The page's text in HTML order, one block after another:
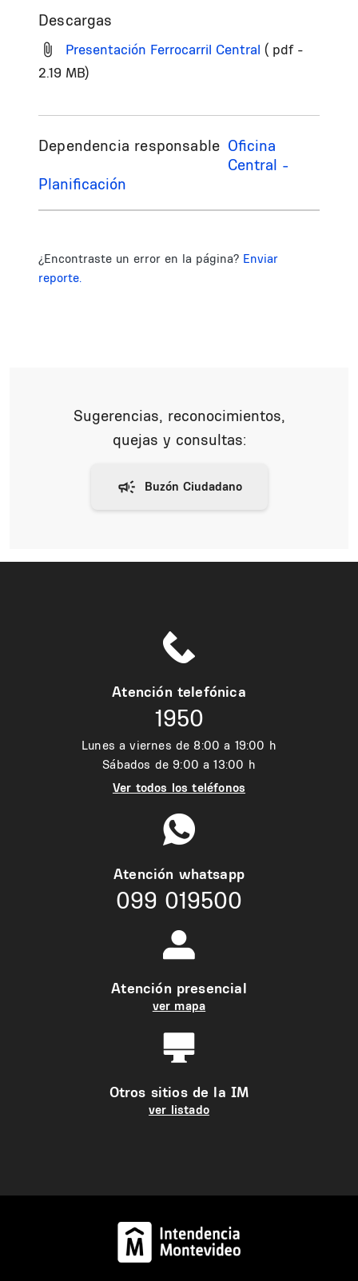
Descargas
Presentación Ferrocarril Central ( pdf -
2.19 MB)
Dependencia responsable Oficina
Central -
Planificación
¿Encontraste un error en la página? Enviar
reporte.
Sugerencias, reconocimientos,
quejas y consultas:
Atención telefónica
1950
Lunes a viernes de 8:00 a 19:00 h
Sábados de 9:00 a 13:00 h
Ver todos los teléfonos
Atención whatsapp
099 019500
Atención presencial
ver mapa
Otros sitios de la IM
ver listado